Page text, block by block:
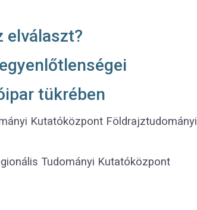
elválaszt?
tükrében
Kutatóközpont Földrajztudományi
Tudományi Kutatóközpont